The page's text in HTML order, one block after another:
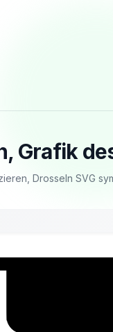
Grafik
Drosseln SVG